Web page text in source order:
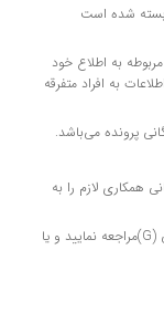
بسته شده است
به اطلاع خود
به افراد متفرقه
پرونده می‌باشد.
همکاری لازم را به
در صورت هر گونه مشکل به واحد تکریم در طبقه لابی (G)مراجعه نمایید و یا